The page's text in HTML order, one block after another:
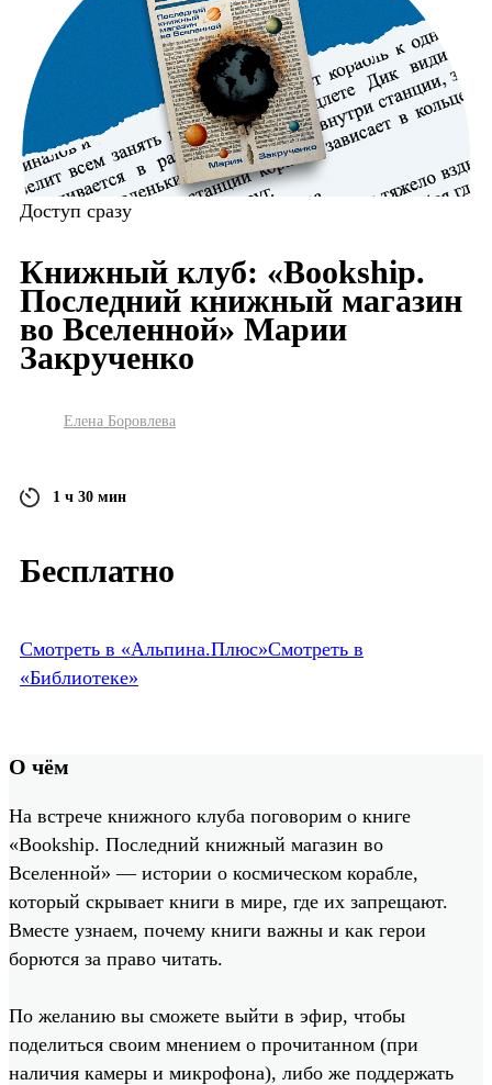
Доступ сразу
Книжный клуб: «Bookship.
Последний книжный магазин
во Вселенной» Марии
Закрученко
Елена Боровлева
1 ч 30 мин
Бесплатно
Смотреть в «Альпина.Плюс»Смотреть в
«Библиотеке»
О чём
На встрече книжного клуба поговорим о книге
«Bookship. Последний книжный магазин во
Вселенной» — истории о космическом корабле,
который скрывает книги в мире, где их запрещают.
Вместе узнаем, почему книги важны и как герои
борются за право читать.
По желанию вы сможете выйти в эфир, чтобы
поделиться своим мнением о прочитанном (при
наличия камеры и микрофона), либо же поддержать